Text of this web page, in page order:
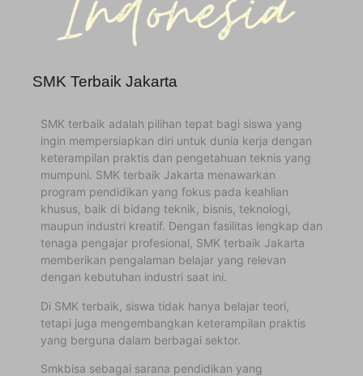
SMK Terbaik Jakarta
SMK terbaik adalah pilihan tepat bagi siswa yang
ingin mempersiapkan diri untuk dunia kerja dengan
keterampilan praktis dan pengetahuan teknis yang
mumpuni. SMK terbaik Jakarta menawarkan
program pendidikan yang fokus pada keahlian
khusus, baik di bidang teknik, bisnis, teknologi,
maupun industri kreatif. Dengan fasilitas lengkap dan
tenaga pengajar profesional, SMK terbaik Jakarta
memberikan pengalaman belajar yang relevan
dengan kebutuhan industri saat ini.
Di SMK terbaik, siswa tidak hanya belajar teori,
tetapi juga mengembangkan keterampilan praktis
yang berguna dalam berbagai sektor.
Smkbisa sebagai sarana pendidikan yang